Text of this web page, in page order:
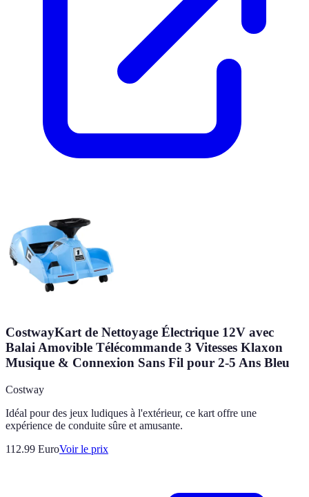
CostwayKart de Nettoyage Électrique 12V avec
Balai Amovible Télécommande 3 Vitesses Klaxon
Musique & Connexion Sans Fil pour 2-5 Ans Bleu
Costway
Idéal pour des jeux ludiques à l'extérieur, ce kart offre une
expérience de conduite sûre et amusante.
112.99 EuroVoir le prix